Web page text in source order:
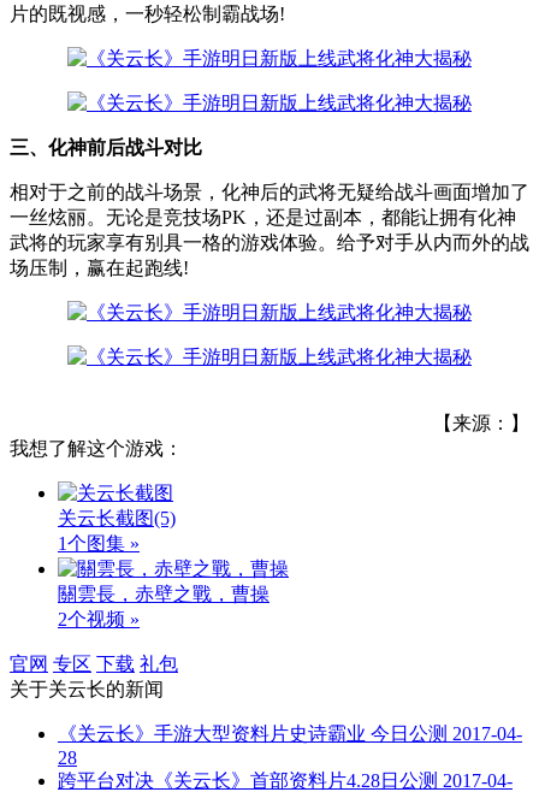
片的既视感，一秒轻松制霸战场!
三、化神前后战斗对比
相对于之前的战斗场景，化神后的武将无疑给战斗画面增加了
一丝炫丽。无论是竞技场PK，还是过副本，都能让拥有化神
武将的玩家享有别具一格的游戏体验。给予对手从内而外的战
场压制，赢在起跑线!
【来源：】
我想了解这个游戏：
关云长截图(5)
1个图集 »
關雲長，赤壁之戰，曹操
2个视频 »
官网 专区 下载 礼包
关于关云长的新闻
《关云长》手游大型资料片史诗霸业 今日公测 2017-04-
28
跨平台对决《关云长》首部资料片4.28日公测 2017-04-